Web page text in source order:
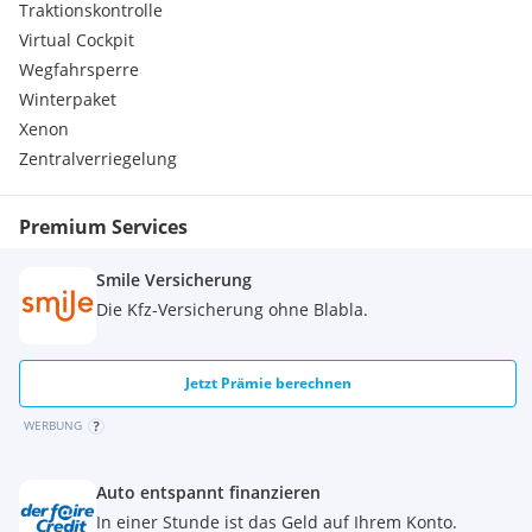
LM-Felgen
M Sport
Motor 2,0 Ltr. - 110 kW 16V Turbodiesel
Nebelscheinwerfer LED
Park-Distance-Control (PDC) vorn und hinten
Parkbremse elektrisch
Personalisierungssystem (Personal Profile)
Reifendruck-Kontrollsystem
Rußpartikelfilter
Rücksitzlehne geteilt/klappbar
Scheibenwaschdüsen heizbar
Scheinwerfer LED
Service-System: ConnectedDrive Services
Service-System: Intelligenter Notruf inkl. TeleServices
Servolenkung Servotronic
Sport-Fahrwerk (M-Technic)
Sportsitze vorn
Start-Stop-Knopf
Traktionskontrolle
Virtual Cockpit
Wegfahrsperre
Winterpaket
Xenon
Zentralverriegelung
Premium Services
Smile Versicherung
Die Kfz-Versicherung ohne Blabla.
Jetzt Prämie berechnen
WERBUNG
Auto entspannt finanzieren
In einer Stunde ist das Geld auf Ihrem Konto.